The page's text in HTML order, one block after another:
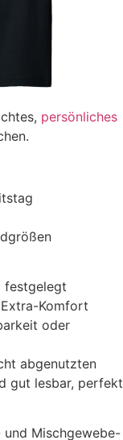
persönliches
festgelegt
Komfort
oder
abgenutzten
gut lesbar, perfekt
und Mischgewebe-